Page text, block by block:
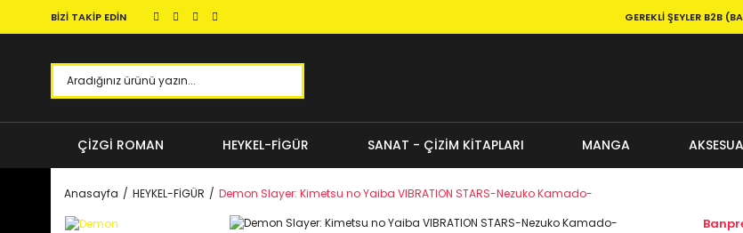
BİZİ TAKİP EDİN GEREKLI ŞEYLER B2B
ÇİZGİ ROMAN HEYKEL-FİGÜR SANAT - ÇİZİM KİTAPLARI MANGA
Anasayfa HEYKEL-FİGÜR Demon Slayer: Kimetsu no Yaiba VIBRATION STARS-Nezuko Kamado-